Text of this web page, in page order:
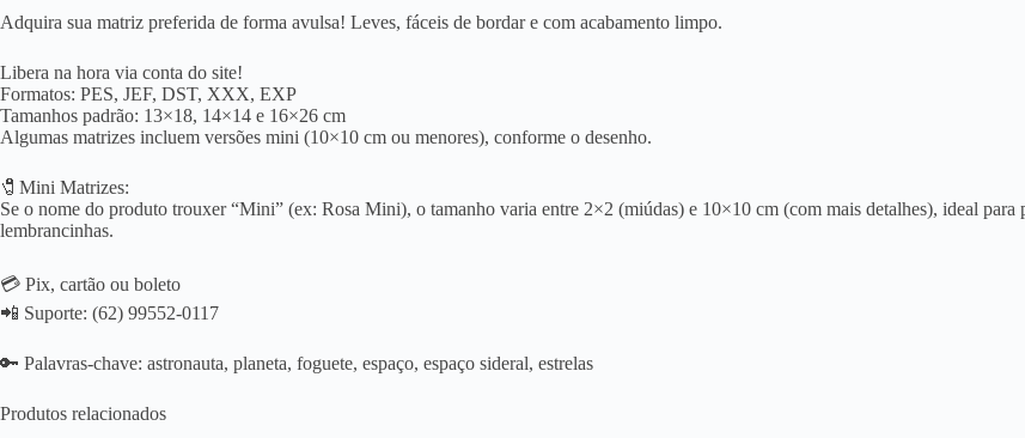
Adquira sua matriz preferida de forma avulsa! Leves, fáceis de bordar e com acabamento limpo.
Libera na hora via conta do site!
Formatos: PES, JEF, DST, XXX, EXP
Tamanhos padrão: 13×18, 14×14 e 16×26 cm
Algumas matrizes incluem versões mini (10×10 cm ou menores), conforme o desenho.
🧷Mini Matrizes:
Se o nome do produto trouxer “Mini” (ex: Rosa Mini), o tamanho varia entre 2×2 (miúdas) e 10×10 cm (com mais detalhes), ideal para
lembrancinhas.
💳 Pix, cartão ou boleto
📲 Suporte: (62) 99552-0117
🔑 Palavras-chave: astronauta, planeta, foguete, espaço, espaço sideral, estrelas
Produtos relacionados